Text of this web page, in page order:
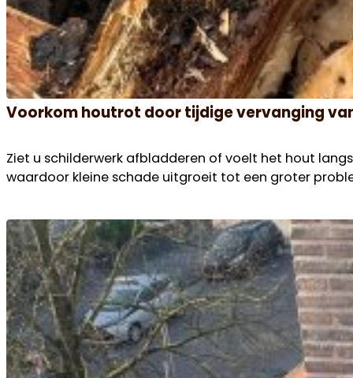
Voorkom houtrot door tijdige vervanging
Ziet u schilderwerk afbladderen of voelt het hout
waardoor kleine schade uitgroeit tot een groter